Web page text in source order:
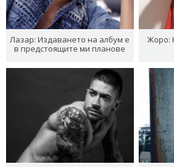
Лазар: Издаването на албум е
в предстоящите ми планове
Жоро: